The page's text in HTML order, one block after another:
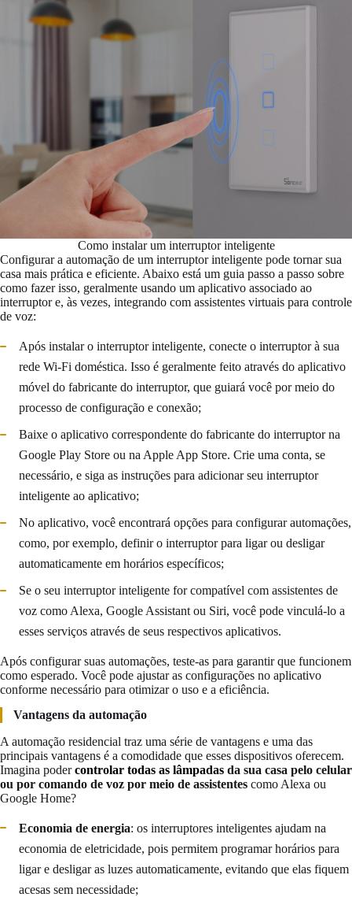
Como instalar um interruptor inteligente
Configurar a automação de um interruptor inteligente pode tornar sua
casa mais prática e eficiente. Abaixo está um guia passo a passo sobre
como fazer isso, geralmente usando um aplicativo associado ao
interruptor e, às vezes, integrando com assistentes virtuais para controle
de voz:
Após instalar o interruptor inteligente, conecte o interruptor à sua
rede Wi-Fi doméstica. Isso é geralmente feito através do aplicativo
móvel do fabricante do interruptor, que guiará você por meio do
processo de configuração e conexão;
Baixe o aplicativo correspondente do fabricante do interruptor na
Google Play Store ou na Apple App Store. Crie uma conta, se
necessário, e siga as instruções para adicionar seu interruptor
inteligente ao aplicativo;
No aplicativo, você encontrará opções para configurar automações,
como, por exemplo, definir o interruptor para ligar ou desligar
automaticamente em horários específicos;
Se o seu interruptor inteligente for compatível com assistentes de
voz como Alexa, Google Assistant ou Siri, você pode vinculá-lo a
esses serviços através de seus respectivos aplicativos.
Após configurar suas automações, teste-as para garantir que funcionem
como esperado. Você pode ajustar as configurações no aplicativo
conforme necessário para otimizar o uso e a eficiência.
Vantagens da automação
A automação residencial traz uma série de vantagens e uma das
principais vantagens é a comodidade que esses dispositivos oferecem.
Imagina podercontrolar todas as lâmpadas da sua casa pelo celular
ou por comando de voz por meio de assistentes como Alexa ou
Google Home?
Economia de energia: os interruptores inteligentes ajudam na
economia de eletricidade, pois permitem programar horários para
ligar e desligar as luzes automaticamente, evitando que elas fiquem
acesas sem necessidade;